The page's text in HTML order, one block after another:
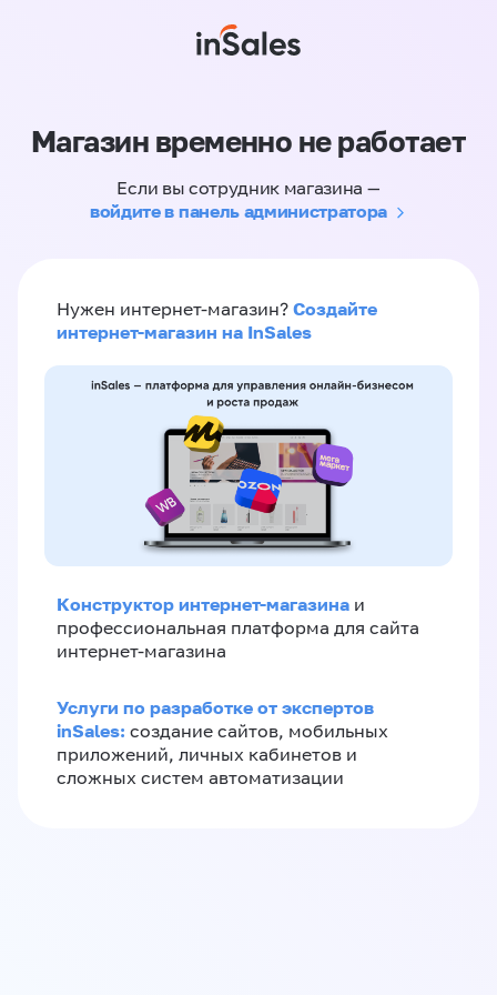
Магазин временно не работает
Если вы сотрудник магазина —
войдите в панель администратора
Нужен интернет-магазин? Создайте
интернет-магазин на InSales
Конструктор интернет-магазина и
профессиональная платформа для сайта
интернет-магазина
Услуги по разработке от экспертов
inSales: создание сайтов, мобильных
приложений, личных кабинетов и
сложных систем автоматизации